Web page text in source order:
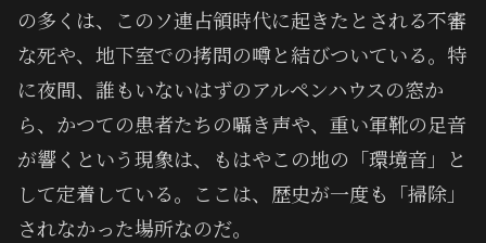
の多くは、このソ連占領時代に起きたとされる不審
な死や、地下室での拷問の噂と結びついている。特
に夜間、誰もいないはずのアルペンハウスの窓か
ら、かつての患者たちの囁き声や、重い軍靴の足音
が響くという現象は、もはやこの地の「環境音」と
して定着している。ここは、歴史が一度も「掃除」
されなかった場所なのだ。